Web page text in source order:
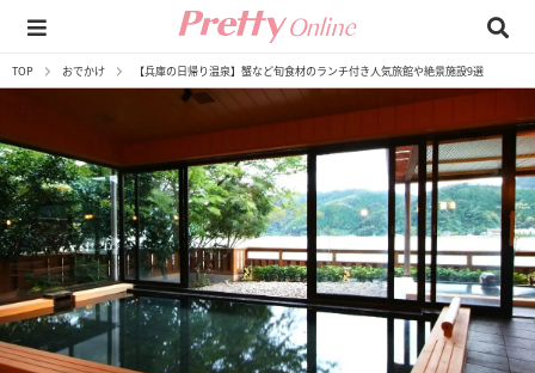
TOP おでかけ 【兵庫の日帰り温泉】蟹など旬食材のランチ付き人気旅館や絶景施設9選